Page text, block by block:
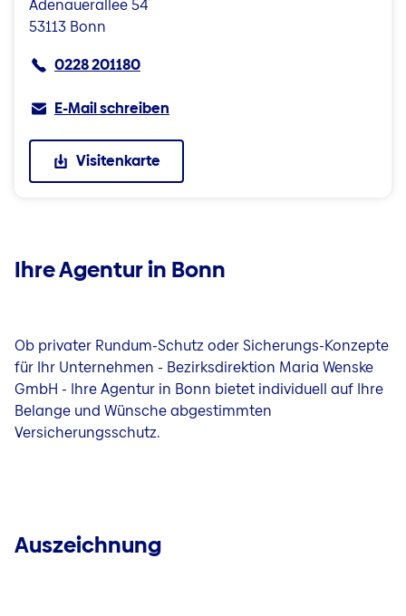
Adenauerallee 54
53113 Bonn
0228 201180
E-Mail schreiben
Visitenkarte
Ihre Agentur in Bonn
Ob privater Rundum-Schutz oder Sicherungs-Konzepte
für Ihr Unternehmen - Bezirksdirektion Maria Wenske
GmbH - Ihre Agentur in Bonn bietet individuell auf Ihre
Belange und Wünsche abgestimmten
Versicherungsschutz.
Auszeichnung